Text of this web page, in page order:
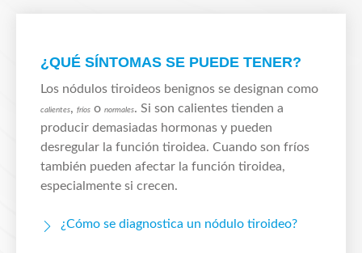
¿QUÉ SÍNTOMAS SE PUEDE TENER?
Los nódulos tiroideos benignos se designan como
calientes, fríos o normales. Si son calientes tienden a
producir demasiadas hormonas y pueden
desregular la función tiroidea. Cuando son fríos
también pueden afectar la función tiroidea,
especialmente si crecen.
¿Cómo se diagnostica un nódulo tiroideo?